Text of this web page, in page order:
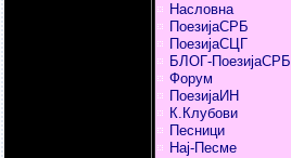
Насловна
ПоезијаСРБ
ПоезијаСЦГ
БЛОГ-ПоезијаСРБ
Форум
ПоезијаИН
К.Клубови
Песници
Нај-Песме